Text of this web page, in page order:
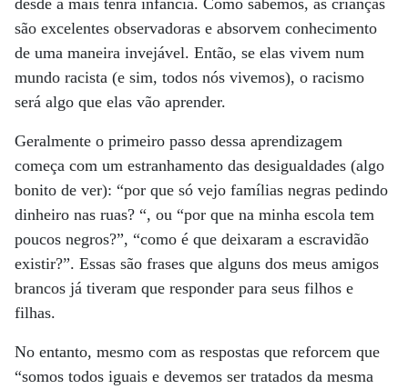
desde a mais tenra infância. Como sabemos, as crianças
são excelentes observadoras e absorvem conhecimento
de uma maneira invejável. Então, se elas vivem num
mundo racista (e sim, todos nós vivemos), o racismo
será algo que elas vão aprender.
Geralmente o primeiro passo dessa aprendizagem
começa com um estranhamento das desigualdades (algo
bonito de ver): “por que só vejo famílias negras pedindo
dinheiro nas ruas? “, ou “por que na minha escola tem
poucos negros?”, “como é que deixaram a escravidão
existir?”. Essas são frases que alguns dos meus amigos
brancos já tiveram que responder para seus filhos e
filhas.
No entanto, mesmo com as respostas que reforcem que
“somos todos iguais e devemos ser tratados da mesma